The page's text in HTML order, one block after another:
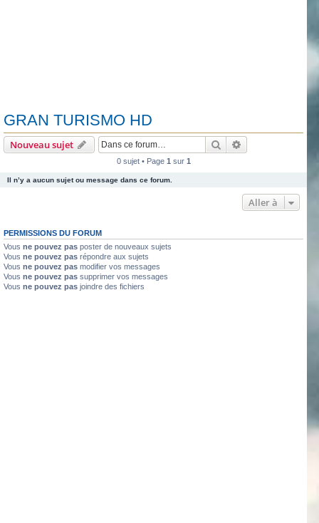
GRAN TURISMO HD
Nouveau sujet Rechercher
0 sujet • Page 1 sur 1
Il n’y a aucun sujet ou message dans ce forum.
Aller à
PERMISSIONS DU FORUM
Vous ne pouvez pas poster de nouveaux sujets
Vous ne pouvez pas répondre aux sujets
Vous ne pouvez pas modifier vos messages
Vous ne pouvez pas supprimer vos messages
Vous ne pouvez pas joindre des fichiers